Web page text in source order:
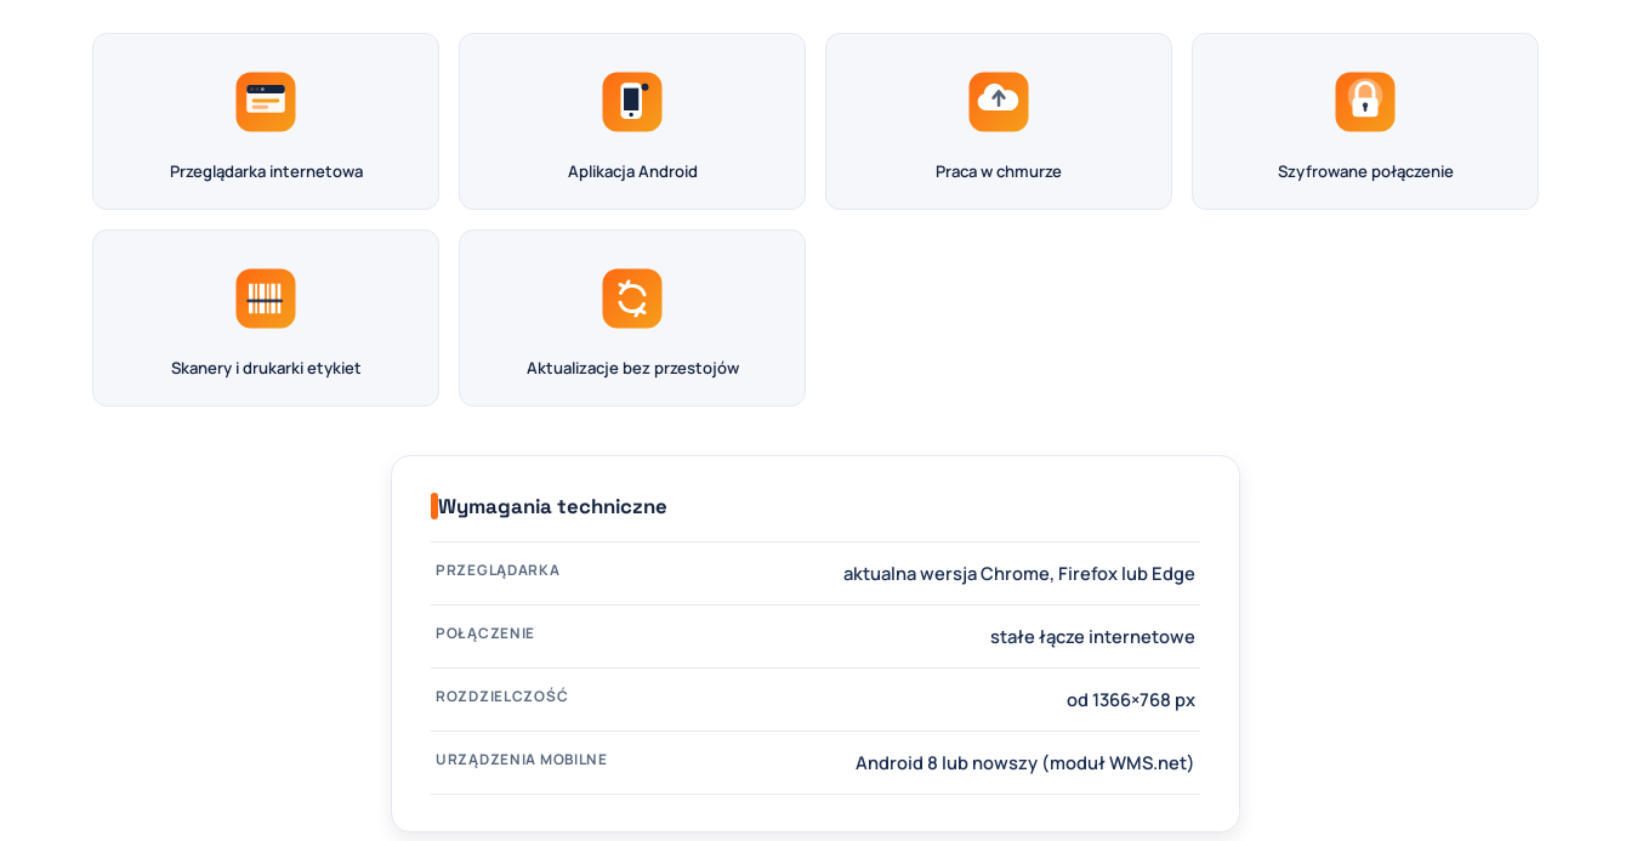
Przeglądarka internetowa Aplikacja Android Praca w chmurze Szyfrowane połączenie
Skanery i drukarki etykiet Aktualizacje bez przestojów
Wymagania techniczne
PRZEGLĄDARKA aktualna wersja Chrome, Firefox lub Edge
POŁĄCZENIE stałe łącze internetowe
ROZDZIELCZOŚĆ od 1366×768 px
URZĄDZENIA MOBILNE Android 8 lub nowszy (moduł WMS.net)